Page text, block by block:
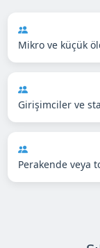
Mikro ve küçük
Girişimciler ve
Perakende veya